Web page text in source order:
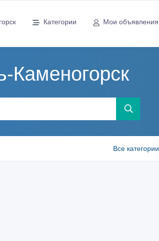
Категории Мои объявления
Каменогорск
Все категории